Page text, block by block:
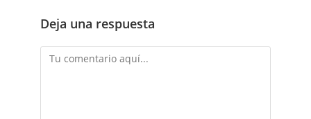
Deja una respuesta